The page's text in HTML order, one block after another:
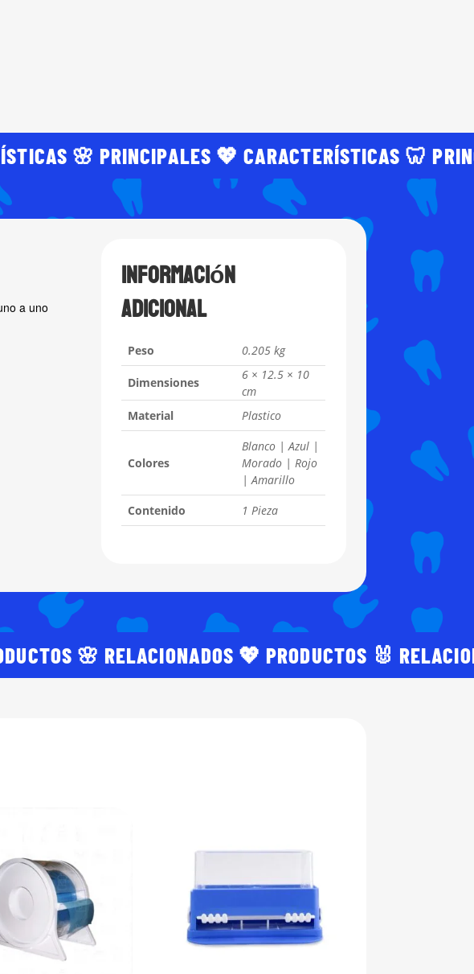
🌸 PRINCIPALES 💖 CARACTERÍSTICAS 🦷
a uno
Información
adicional
Peso 0.205 kg
Dimensiones
6 × 12.5 × 10
cm
Material
Plastico
Colores
Blanco | Azul |
Morado | Rojo
| Amarillo
Contenido
1 Pieza
🌸 RELACIONADOS 💖 PRODUCTOS 🐰